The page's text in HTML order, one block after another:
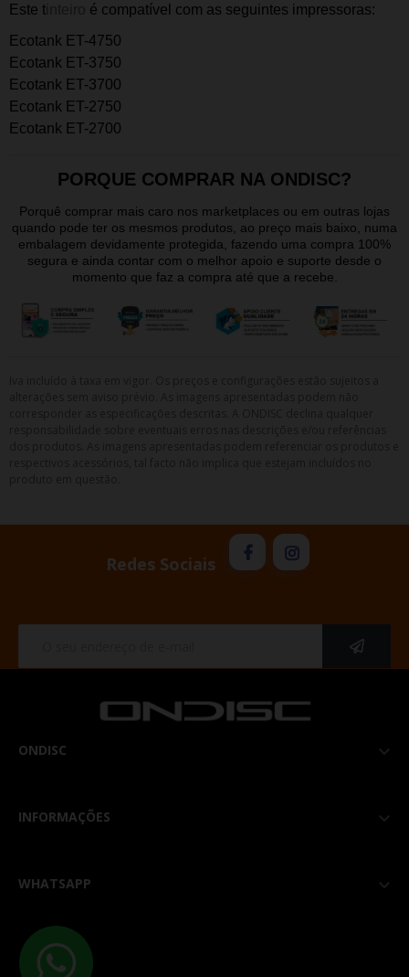
Este t
é compatível com as seguintes impressoras:
Ecotank ET-4750
Ecotank ET-3750
Ecotank ET-3700
Ecotank ET-2750
Ecotank ET-2700
PORQUE COMPRAR NA ONDISC?
Porquê comprar mais caro nos marketplaces ou em outras lojas
quando pode ter os mesmos produtos, ao preço mais baixo, numa
embalagem devidamente protegida, fazendo uma compra 100%
segura e ainda contar com o melhor apoio e suporte desde o
momento que faz a compra até que a recebe.
Redes Sociais
ONDISC 
INFORMAÇÕES 
WHATSAPP 